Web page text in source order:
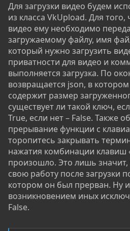
Для загрузки видео будем
из класса VkUpload. Для того,
видео ему необходимо
загружаемому файлу, имя
который нужно загрузить
приватности для видео и
выполняется загрузка. По
возвращается json, в
содержит размер
существует ли такой ключ,
True, если нет – False. Также
прерывание функции с
торопитесь закрывать
нажатия комбинации клавиш
произошло. Это лишь
свою работу после загрузки
котором он был прерван. Ну и
возникновением иных
False.